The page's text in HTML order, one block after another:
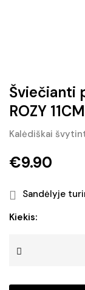
Šviečianti
ROZY 11CM
Kalėdiškai
€9.90
Sandėlyje
produkto
Šviečianti
Kiekis: